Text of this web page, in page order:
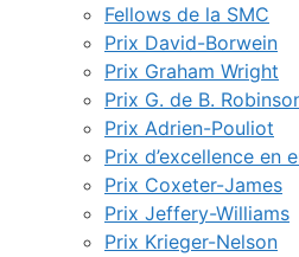
Fellows de la SMC
Prix David-Borwein
Prix Graham Wright
Prix G. de B.
Prix Adrien-Pouliot
Prix d’excellence en
Prix Coxeter-James
Prix Jeffery-Williams
Prix Krieger-Nelson